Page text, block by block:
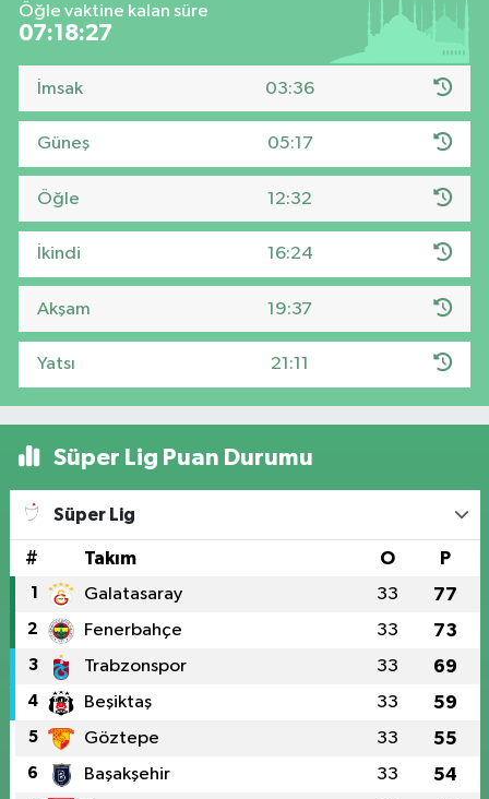
Öğle vaktine kalan süre
07:18:26
İmsak 03:36
Güneş 05:17
Öğle 12:32
İkindi 16:24
Akşam 19:37
Yatsı 21:11
Süper Lig Puan Durumu
Süper Lig
# Takım O P
1 Galatasaray 33 77
2 Fenerbahçe 33 73
3 Trabzonspor 33 69
4 Beşiktaş 33 59
5 Göztepe 33 55
6 Başakşehir 33 54